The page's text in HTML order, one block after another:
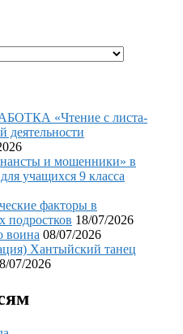
«Чтение с листа-
деятельности
и мошенники» в
учащихся 9 класса
факторы в
подростков 18/07/2026
воина 08/07/2026
Хантыйский танец
07/2026